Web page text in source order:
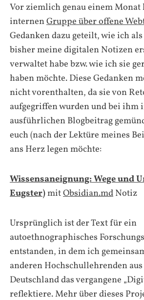
Vor ziemlich genau einem
internenGruppe über offene
Gedanken dazu geteilt, wie ich
bisher meine digitalen Notizen
verwaltet habe bzw. wie ich sie
haben möchte. Diese Gedanken
nicht vorenthalten, da sie von
aufgegriffen wurden und bei ihm
ausführlichen Blogbeitrag
euch (nach der Lektüre meines
ans Herz legen möchte:
Wissensaneignung: Wege und
Eugster)mitObsidian.mdNotiz
Ursprünglich ist der Text für ein
autoethnographisches
entstanden, in dem ich
anderen Hochschullehrenden
Deutschland das vergangene
reflektiere. Mehr über dieses